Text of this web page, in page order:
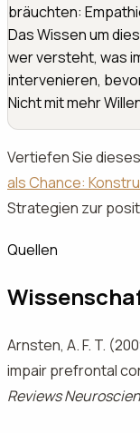
bräuchten:
Das Wissen um
wer versteht, was
intervenieren,
Nicht mit mehr
Vertiefen Sie
als Chance:
Strategien zur
Quellen
Arnsten, A. F. T.
impair prefrontal
Reviews